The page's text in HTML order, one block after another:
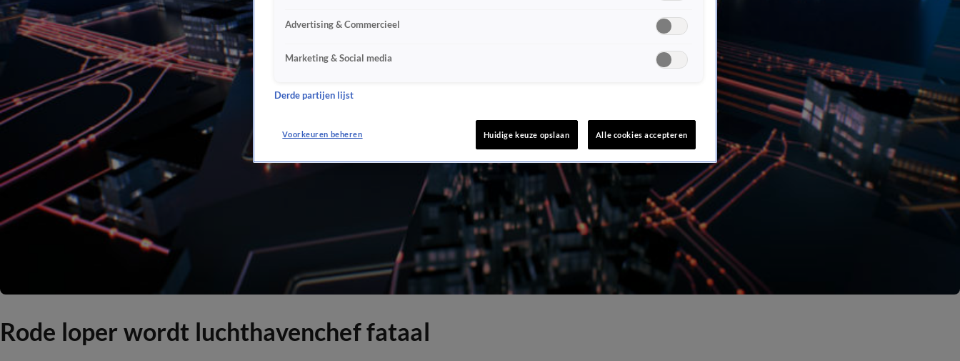
Rode loper wordt luchthavenchef fataal
Advertising & Commercieel
Marketing & Social media
Derde partijen lijst
Voorkeuren beheren Huidige keuze opslaan Alle cookies accepteren